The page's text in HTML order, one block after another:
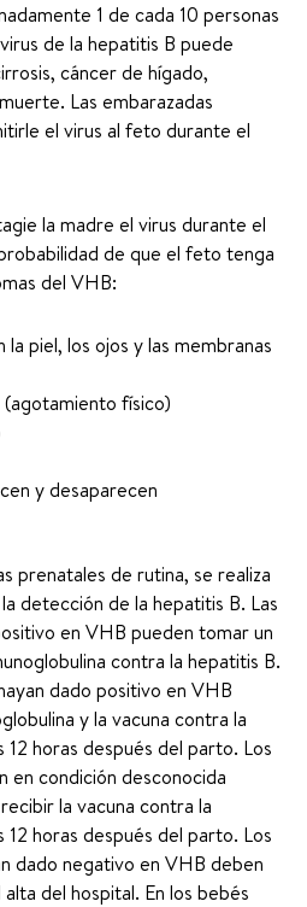
1 de cada 10 personas
de la hepatitis B puede
cáncer de hígado,
Las embarazadas
el virus al feto durante el
la madre el virus durante el
de que el feto tenga
del VHB:
piel, los ojos y las membranas
físico)
y desaparecen
prenatales de rutina, se realiza
detección de la hepatitis B. Las
en VHB pueden tomar un
contra la hepatitis B.
dado positivo en VHB
y la vacuna contra la
horas después del parto. Los
en condición desconocida
la vacuna contra la
horas después del parto. Los
dado negativo en VHB deben
del hospital. En los bebés